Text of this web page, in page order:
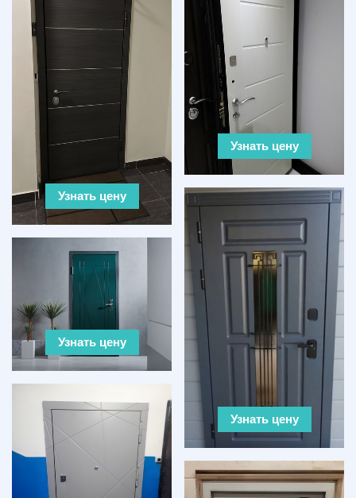
Узнать цену
Узнать цену
Узнать цену
Узнать цену